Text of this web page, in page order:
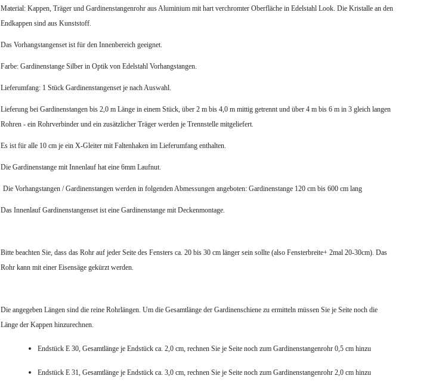
Material: Kappen, Träger und Gardinenstangenrohr aus Aluminium mit hart verchromter Oberfläche in Edelstahl Look. Die Kristalle an den
Endkappen sind aus Kunststoff.
Das Vorhangstangenset ist für den Innenbereich geeignet.
Farbe: Gardinenstange Silber in Optik von Edelstahl Vorhangstangen.
Lieferumfang: 1 Stück Gardinenstangenset je nach Auswahl.
Lieferung bei Gardinenstangen bis 2,0 m Länge in einem Stück, über 2 m bis 4,0 m mittig getrennt und über 4 m bis 6 m in 3 gleich langen
Rohren - ein Rohrverbinder und ein zusätzlicher Träger werden je Trennstelle mitgeliefert.
Es ist für alle 10 cm je ein X-Gleiter mit Faltenhaken im Lieferumfang enthalten.
Die Gardinenstange mit Innenlauf hat eine 6mm Laufnut.
Die Vorhangstangen / Gardinenstangen werden in folgenden Abmessungen angeboten: Gardinenstange 120 cm bis 600 cm lang
Das Innenlauf Gardinenstangenset ist eine Gardinenstange mit Deckenmontage.
Bitte beachten Sie, dass das Rohr auf jeder Seite des Fensters ca. 20 bis 30 cm länger sein sollte (also Fensterbreite+ 2mal 20-30cm). Das
Rohr kann mit einer Eisensäge gekürzt werden.
Die angegeben Längen sind die reine Rohrlängen. Um die Gesamtlänge der Gardinenschiene zu ermitteln müssen Sie je Seite noch die
Länge der Kappen hinzurechnen.
Endstück E 30, Gesamtlänge je Endstück ca. 2,0 cm, rechnen Sie je Seite noch zum Gardinenstangenrohr 0,5 cm hinzu
Endstück E 31, Gesamtlänge je Endstück ca. 3,0 cm, rechnen Sie je Seite noch zum Gardinenstangenrohr 2,0 cm hinzu